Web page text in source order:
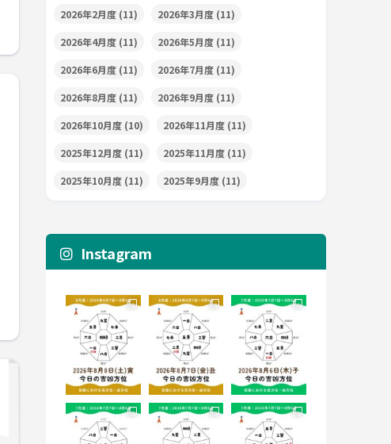
2026年2月度 (11) 2026年3月度 (11)
2026年4月度 (11) 2026年5月度 (11)
2026年6月度 (11) 2026年7月度 (11)
2026年8月度 (11) 2026年9月度 (11)
2026年10月度 (10) 2026年11月度 (11)
2025年12月度 (11) 2025年11月度 (11)
2025年10月度 (11) 2025年9月度 (11)
Instagram